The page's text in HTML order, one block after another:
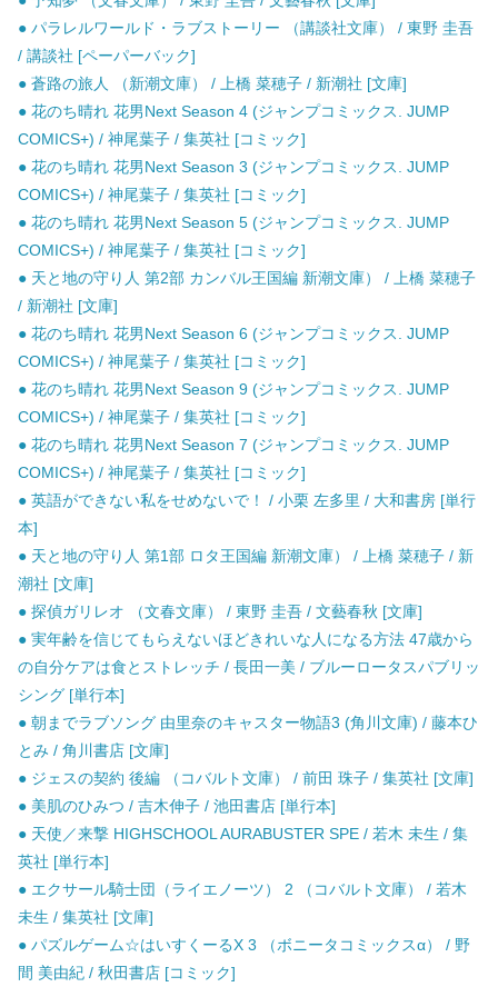
● パラレルワールド・ラブストーリー （講談社文庫） / 東野 圭吾
/ 講談社 [ペーパーバック]
● 蒼路の旅人 （新潮文庫） / 上橋 菜穂子 / 新潮社 [文庫]
● 花のち晴れ 花男Next Season 4 (ジャンプコミックス. JUMP
COMICS+) / 神尾葉子 / 集英社 [コミック]
● 花のち晴れ 花男Next Season 3 (ジャンプコミックス. JUMP
COMICS+) / 神尾葉子 / 集英社 [コミック]
● 花のち晴れ 花男Next Season 5 (ジャンプコミックス. JUMP
COMICS+) / 神尾葉子 / 集英社 [コミック]
● 天と地の守り人 第2部 カンバル王国編 新潮文庫） / 上橋 菜穂子
/ 新潮社 [文庫]
● 花のち晴れ 花男Next Season 6 (ジャンプコミックス. JUMP
COMICS+) / 神尾葉子 / 集英社 [コミック]
● 花のち晴れ 花男Next Season 9 (ジャンプコミックス. JUMP
COMICS+) / 神尾葉子 / 集英社 [コミック]
● 花のち晴れ 花男Next Season 7 (ジャンプコミックス. JUMP
COMICS+) / 神尾葉子 / 集英社 [コミック]
● 英語ができない私をせめないで！ / 小栗 左多里 / 大和書房 [単行
本]
● 天と地の守り人 第1部 ロタ王国編 新潮文庫） / 上橋 菜穂子 / 新
潮社 [文庫]
● 探偵ガリレオ （文春文庫） / 東野 圭吾 / 文藝春秋 [文庫]
● 実年齢を信じてもらえないほどきれいな人になる方法 47歳から
の自分ケアは食とストレッチ / 長田一美 / ブルーロータスパブリッ
シング [単行本]
● 朝までラブソング 由里奈のキャスター物語3 (角川文庫) / 藤本ひ
とみ / 角川書店 [文庫]
● ジェスの契約 後編 （コバルト文庫） / 前田 珠子 / 集英社 [文庫]
● 美肌のひみつ / 吉木伸子 / 池田書店 [単行本]
● 天使／来撃 HIGHSCHOOL AURABUSTER SPE / 若木 未生 / 集
英社 [単行本]
● エクサール騎士団（ライエノーツ） 2 （コバルト文庫） / 若木
未生 / 集英社 [文庫]
● パズルゲーム☆はいすくーるX 3 （ボニータコミックスα） / 野
間 美由紀 / 秋田書店 [コミック]